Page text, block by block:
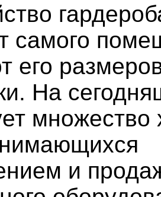
самого
его
На
множество
и